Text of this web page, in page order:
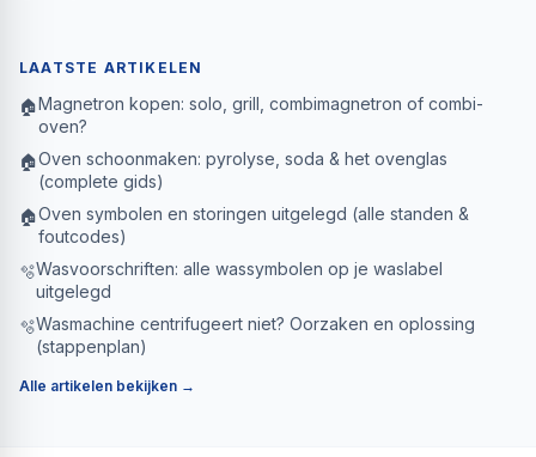
LAATSTE ARTIKELEN
🏠Magnetron kopen: solo, grill, combimagnetron of combi-
oven?
🏠Oven schoonmaken: pyrolyse, soda & het ovenglas
(complete gids)
🏠Oven symbolen en storingen uitgelegd (alle standen &
foutcodes)
🫧Wasvoorschriften: alle wassymbolen op je waslabel
uitgelegd
🫧Wasmachine centrifugeert niet? Oorzaken en oplossing
(stappenplan)
Alle artikelen bekijken →